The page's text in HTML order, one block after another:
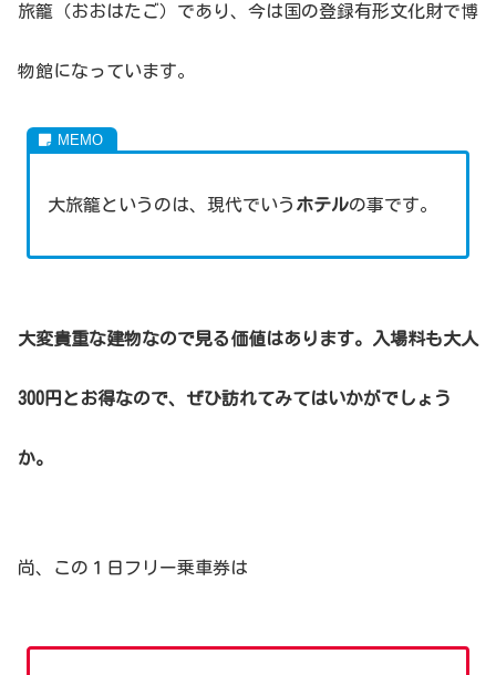
旅籠（おおはたご）であり、今は国の登録有形文化財で博
物館になっています。
大旅籠というのは、現代でいう ホテルの事です。
大変貴重な建物なので見る価値はあります。入場料も大人
300円とお得なので、ぜひ訪れてみてはいかがでしょう
か。
尚、この１日フリー乗車券は